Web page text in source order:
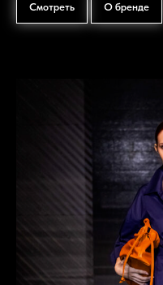
Смотреть О бренде